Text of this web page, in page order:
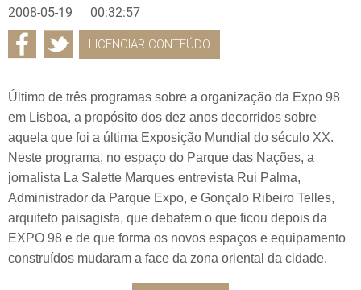
2008-05-19 00:32:57
LICENCIAR CONTEÚDO
Último de três programas sobre a organização da Expo 98
em Lisboa, a propósito dos dez anos decorridos sobre
aquela que foi a última Exposição Mundial do século XX.
Neste programa, no espaço do Parque das Nações, a
jornalista La Salette Marques entrevista Rui Palma,
Administrador da Parque Expo, e Gonçalo Ribeiro Telles,
arquiteto paisagista, que debatem o que ficou depois da
EXPO 98 e de que forma os novos espaços e equipamento
construídos mudaram a face da zona oriental da cidade.